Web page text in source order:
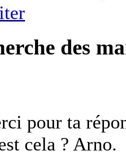
des
pour ta
cela ? Arno.